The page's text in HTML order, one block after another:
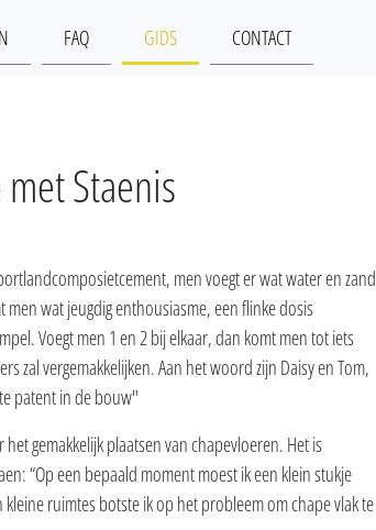
FAQ GIDS CONTACT
Staenis
men voegt er wat water en zand
wat jeugdig enthousiasme, een flinke dosis
Voegt men 1 en 2 bij elkaar, dan komt men tot iets
zal vergemakkelijken. Aan het woord zijn Daisy en Tom,
patent in de bouw"
gemakkelijk plaatsen van chapevloeren. Het is
“Op een bepaald moment moest ik een klein stukje
ruimtes botste ik op het probleem om chape vlak te